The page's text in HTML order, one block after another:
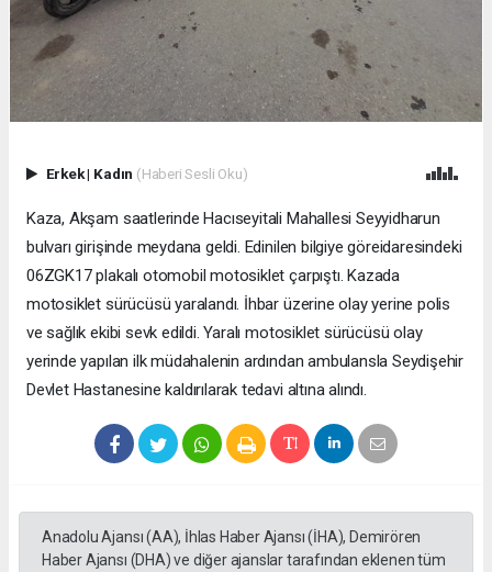
Erkek| Kadın (Haberi Sesli Oku)
Kaza, Akşam saatlerinde Hacıseyitali Mahallesi Seyyidharun
bulvarı girişinde meydana geldi. Edinilen bilgiye göreidaresindeki
06ZGK17 plakalı otomobil motosiklet çarpıştı. Kazada
motosiklet sürücüsü yaralandı. İhbar üzerine olay yerine polis
ve sağlık ekibi sevk edildi. Yaralı motosiklet sürücüsü olay
yerinde yapılan ilk müdahalenin ardından ambulansla Seydişehir
Devlet Hastanesine kaldırılarak tedavi altına alındı.
Anadolu Ajansı (AA), İhlas Haber Ajansı (İHA), Demirören
Haber Ajansı (DHA) ve diğer ajanslar tarafından eklenen tüm